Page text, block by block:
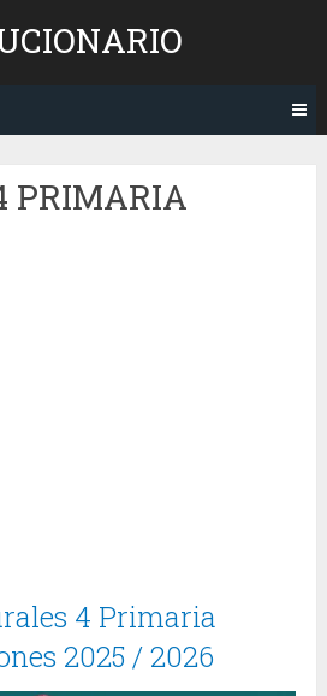
PRIMARIA
4 Primaria
2025 / 2026